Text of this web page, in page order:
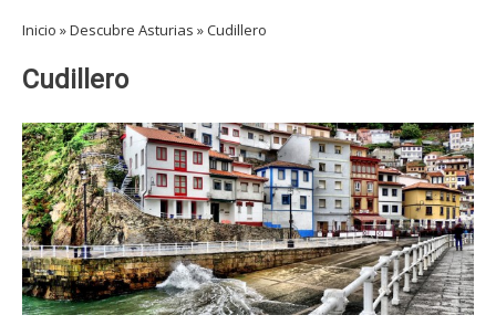
Inicio »Descubre Asturias »Cudillero
Cudillero